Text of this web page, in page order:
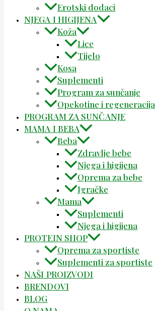
Erotski dodaci
NJEGA I HIGIJENA
Koža
Lice
Tijelo
Kosa
Suplementi
Program za sunčanje
Opekotine i regeneracija
PROGRAM ZA SUNČANJE
MAMA I BEBA
Beba
Zdravlje bebe
Njega i higijena
Oprema za bebe
Igračke
Mama
Suplementi
Njega i higijena
PROTEIN SHOP
Oprema za sportiste
Suplementi za sportiste
NAŠI PROIZVODI
BRENDOVI
BLOG